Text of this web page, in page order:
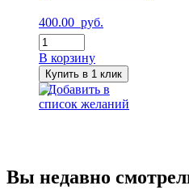
400.00 руб.
Количество
Пакеты
с
застежкой
zip-
lock
(упак/100шт)
В корзину
Купить в 1 клик
Добавить в
список желаний
Вы недавно